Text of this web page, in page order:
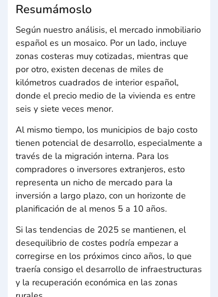
Resumámoslo
Según nuestro análisis, el mercado inmobiliario
español es un mosaico. Por un lado, incluye
zonas costeras muy cotizadas, mientras que
por otro, existen decenas de miles de
kilómetros cuadrados de interior español,
donde el precio medio de la vivienda es entre
seis y siete veces menor.
Al mismo tiempo, los municipios de bajo costo
tienen potencial de desarrollo, especialmente a
través de la migración interna. Para los
compradores o inversores extranjeros, esto
representa un nicho de mercado para la
inversión a largo plazo, con un horizonte de
planificación de al menos 5 a 10 años.
Si las tendencias de 2025 se mantienen, el
desequilibrio de costes podría empezar a
corregirse en los próximos cinco años, lo que
traería consigo el desarrollo de infraestructuras
y la recuperación económica en las zonas